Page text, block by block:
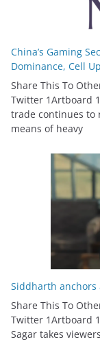
China’s Gaming
Dominance, Cell
Share This To
Twitter 1Artboard
trade continues to
means of heavy
Siddharth anchors
Share This To
Twitter 1Artboard
Sagar takes